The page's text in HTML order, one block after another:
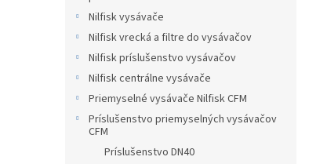
Nilfisk vysávače
Nilfisk vrecká a filtre do vysávačov
Nilfisk príslušenstvo vysávačov
Nilfisk centrálne vysávače
Priemyselné vysávače Nilfisk CFM
Príslušenstvo priemyselných vysávačov
CFM
Príslušenstvo DN40